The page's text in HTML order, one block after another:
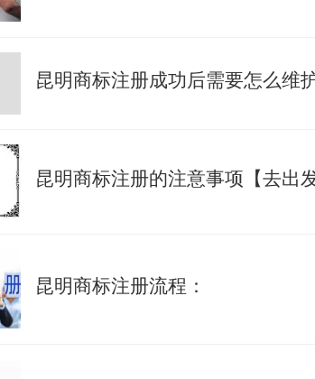
昆明商标注册成功后需要怎么维
昆明商标注册流程：